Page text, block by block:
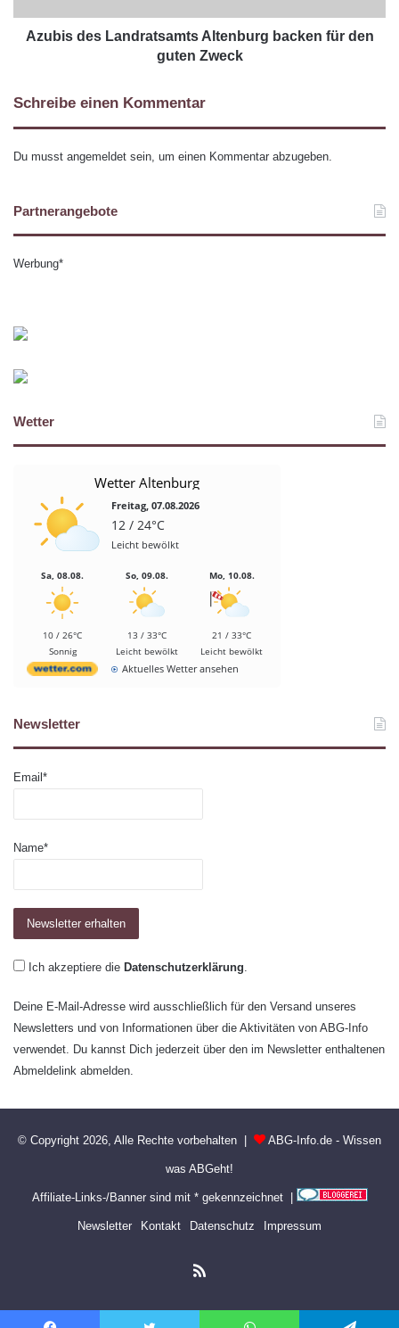
Azubis des Landratsamts Altenburg backen für den
guten Zweck
Schreibe einen Kommentar
Du musst angemeldet sein, um einen Kommentar abzugeben.
Partnerangebote
Werbung*
Wetter
Wetter Altenburg
Freitag, 07.08.2026
12 / 24°C
Leicht bewölkt
Sa, 08.08.
10 / 26°C
Sonnig
So, 09.08.
13 / 33°C
Leicht bewölkt
Mo, 10.08.
21 / 33°C
Leicht bewölkt
Aktuelles Wetter ansehen
Newsletter
Email*
Name*
Ich akzeptiere die Datenschutzerklärung
Deine E-Mail-Adresse wird ausschließlich für den Versand unseres
Newsletters und von Informationen über die Aktivitäten von ABG-Info
verwendet. Du kannst Dich jederzeit über den im Newsletter enthaltenen
Abmeldelink abmelden.
© Copyright 2026, Alle Rechte vorbehalten | ABG-Info.de - Wissen
was ABGeht!
Affiliate-Links-/Banner sind mit * gekennzeichnet |
Newsletter Kontakt Datenschutz Impressum